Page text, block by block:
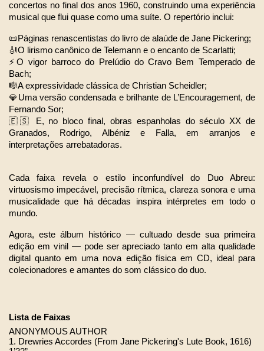
concertos no final dos anos 1960, construindo uma experiência
musical que flui quase como uma suíte. O repertório inclui:
📜Páginas renascentistas do livro de alaúde de Jane Pickering;
🎻O lirismo canônico de Telemann e o encanto de Scarlatti;
⚡O vigor barroco do Prelúdio do Cravo Bem Temperado de
Bach;
🎼A expressividade clássica de Christian Scheidler;
💎Uma versão condensada e brilhante de L’Encouragement, de
Fernando Sor;
🇪🇸 E, no bloco final, obras espanholas do século XX de
Granados, Rodrigo, Albéniz e Falla, em arranjos e
interpretações arrebatadoras.
Cada faixa revela o estilo inconfundível do Duo Abreu:
virtuosismo impecável, precisão rítmica, clareza sonora e uma
musicalidade que há décadas inspira intérpretes em todo o
mundo.
Agora, este álbum histórico — cultuado desde sua primeira
edição em vinil — pode ser apreciado tanto em alta qualidade
digital quanto em uma nova edição física em CD, ideal para
colecionadores e amantes do som clássico do duo.
Lista de Faixas
ANONYMOUS AUTHOR
1. Drewries Accordes (From Jane Pickering's Lute Book, 1616)